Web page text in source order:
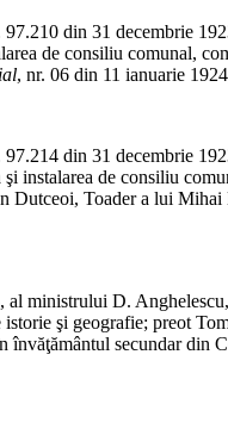
din 31 decembrie
de consiliu comunal,
, nr. 06 din 11 ianuarie
din 31 decembrie
instalarea de consiliu
Toader a lui
ministrului D.
istorie şi geografie; preot
secundar din